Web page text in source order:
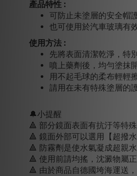
產品特性 :
可防止未塗層的安全帽
也可使用於汽車玻璃有
使用方法 :
先將表面清潔乾淨，特
噴上藥劑後，均勻塗抹
用不起毛球的柔布輕輕
請用在未有特殊塗層的護
🔔小提醒
🔺 部分鏡面表面有抗汙等特
🔺 鏡面外部可以選用【超撥
🔺 防霧劑是使水氣凝成超親
🔺 使用前請均搖， 沈澱物屬
🔺 由於商品自德國垮海運送